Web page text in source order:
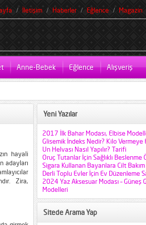
İletişim Haberler Eğlence Magazin
Anne-Bebek Eğlence Alışveriş
hayali
adayları
Zira,
Yeni Yazılar
2017 İlk Bahar Modası, Elbise
Glisemik İndeks Nedir? Kilo Vermeye
Un Helvası Nasıl Yapılır? Tarifi
Oruç Tutanlar İçin Sağlıklı Beslenme
Sigara Kullanan Bayanlara Cilt
Derli Toplu Evler İçin Ev Düzenleme
2024 Yaz Aksesuar Modası – Güneş
Modelleri
Sitede Arama Yap